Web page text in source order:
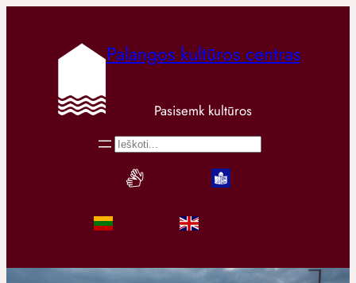
Palangos kultūros centras
Pasisemk kultūros
Paieška